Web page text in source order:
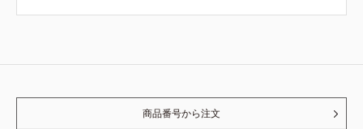
商品番号から注文